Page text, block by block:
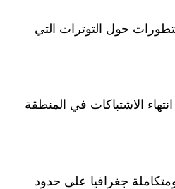
حول التوترات التي
الاشتباكات في المنطقة
جغرافيا على حدود